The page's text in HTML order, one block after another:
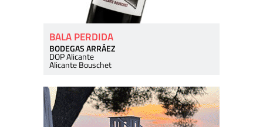
BALA PERDIDA
BODEGAS ARRÁEZ
DOP Alicante
Alicante Bouschet